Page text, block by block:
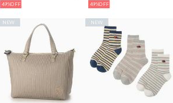
49%OFF 49%OFF
NEW NEW